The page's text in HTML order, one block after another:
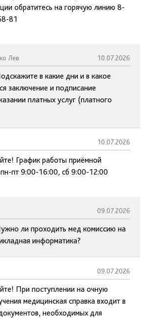
обратитесь на горячую линию 8-
81
Лев 10.07.2026
в какие дни и в какое
заключение и подписание
платных услуг (платного
10.07.2026
График работы приёмной
пн-пт 9:00-16:00, сб 9:00-12:00
09.07.2026
ли проходить мед комиссию на
информатика?
09.07.2026
При поступлении на очную
медицинская справка входит в
необходимых для